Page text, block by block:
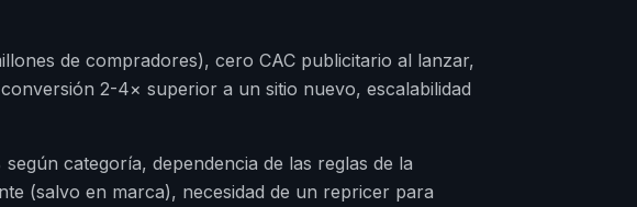
de compradores), cero CAC publicitario al lanzar,
2-4× superior a un sitio nuevo, escalabilidad
categoría, dependencia de las reglas de la
(salvo en marca), necesidad de un repricer para